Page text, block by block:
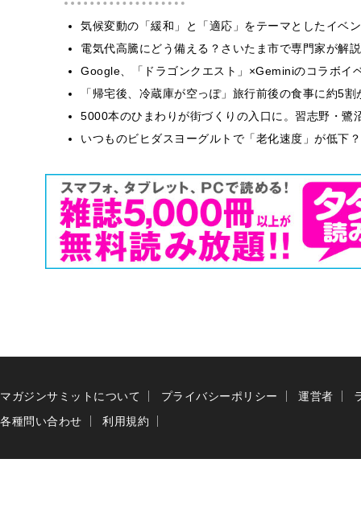
気候変動の「緩和」と「適応」をテーマとしたイベ
電気代高騰にどう備える？さいたま市で専門家が解
Google、「ドラゴンクエスト」×Geminiのコラボイ
「帰宅後、冷蔵庫が空っぽ」旅行前後の食事に約5
5000本のひまわりが街づくりの入口に。習志野・
いつものビヒダスヨーグルトで「老化速度」が低
マガジンサミットについて プライバシーポリシー 運営者
各種問い合わせ
利用規約